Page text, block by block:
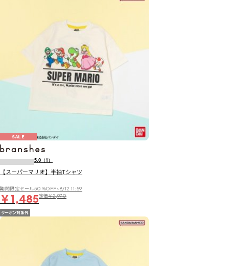
SALE
5.0 （1）
【スーパーマリオ】半袖Tシャツ
期間限定セール50％OFF~8/12 11:59
￥1,485定価￥2,970